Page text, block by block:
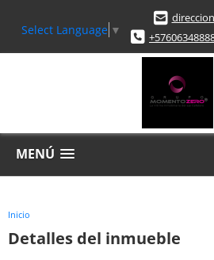
Select Language ▼
MENÚ
Inicio
Detalles del inmueble